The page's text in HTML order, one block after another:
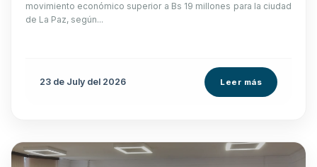
movimiento económico superior a Bs 19 millones para la ciudad
de La Paz, según...
23 de July del 2026 Leer más